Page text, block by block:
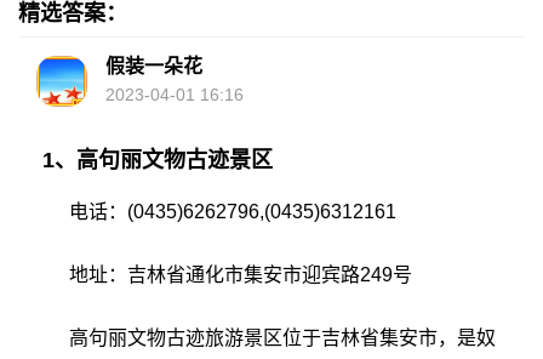
精选答案：
假装一朵花
2023-04-01 16:16
1、高句丽文物古迹景区
电话：(0435)6262796,(0435)6312161
地址：吉林省通化市集安市迎宾路249号
高句丽文物古迹旅游景区位于吉林省集安市，是奴